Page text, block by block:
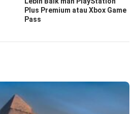
Plus Premium atau Xbox Game
Pass